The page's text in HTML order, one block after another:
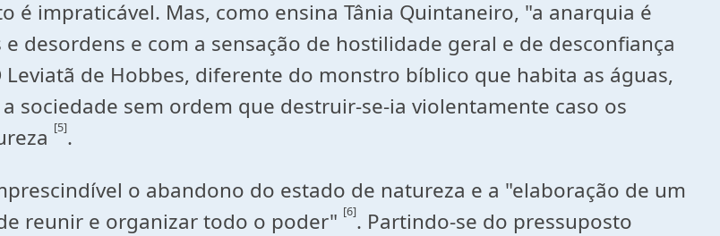
é impraticável. Mas, como ensina Tânia Quintaneiro, "a anarquia é
desordens e com a sensação de hostilidade geral e de desconfiança
de Hobbes, diferente do monstro bíblico que habita as águas,
a sociedade sem ordem que destruir-se-ia violentamente caso os
[5].
o abandono do estado de natureza e a "elaboração de um
reunir e organizar todo o poder" [6]. Partindo-se do pressuposto